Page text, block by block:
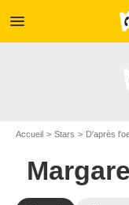
menu
Accueil Stars D'après